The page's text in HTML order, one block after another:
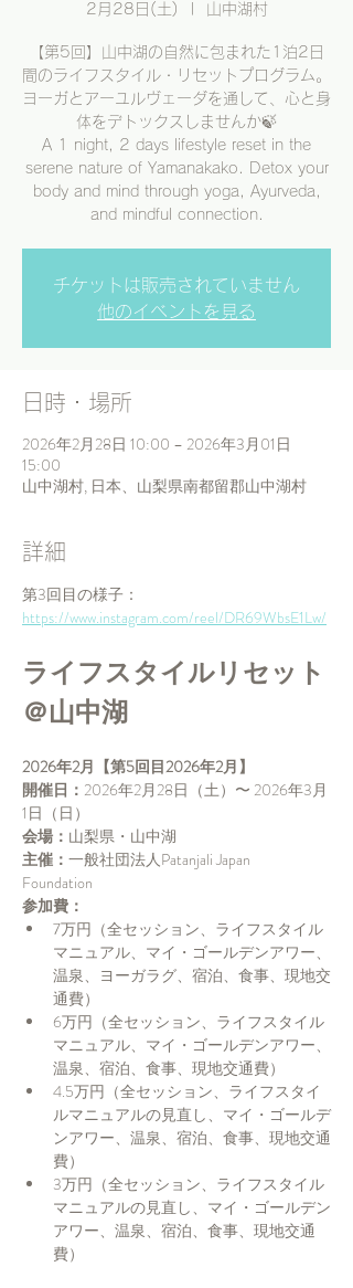
2月28日(土) 山中湖村
【第5回】山中湖の自然に包まれた1泊2日
間のライフスタイル・リセットプログラム。
ヨーガとアーユルヴェーダを通して、心と身
体をデトックスしませんか🍃
A 1 night, 2 days lifestyle reset in the
serene nature of Yamanakako. Detox your
body and mind through yoga, Ayurveda,
and mindful connection.
チケットは販売されていません
他のイベントを見る
日時・場所
2026年2月28日 10:00 – 2026年3月01日
15:00
山中湖村, 日本、山梨県南都留郡山中湖村
詳細
第3回目の様子：
https://www.instagram.com/reel/DR69WbsE1Lw/
ライフスタイルリセット
＠山中湖
2026年2月【第5回目2026年2月】
開催日： 2026年2月28日（土）〜 2026年3月
1日（日）
会場： 山梨県・山中湖
主催： 一般社団法人Patanjali Japan
Foundation
参加費：
7万円（全セッション、ライフスタイル
マニュアル、マイ・ゴールデンアワー、
温泉、ヨーガラグ、宿泊、食事、現地交
通費）
6万円（全セッション、ライフスタイル
マニュアル、マイ・ゴールデンアワー、
温泉、宿泊、食事、現地交通費）
4.5万円（全セッション、ライフスタイ
ルマニュアルの見直し、マイ・ゴールデ
ンアワー、温泉、宿泊、食事、現地交通
費）
3万円（全セッション、ライフスタイル
マニュアルの見直し、マイ・ゴールデン
アワー、温泉、宿泊、食事、現地交通
費）